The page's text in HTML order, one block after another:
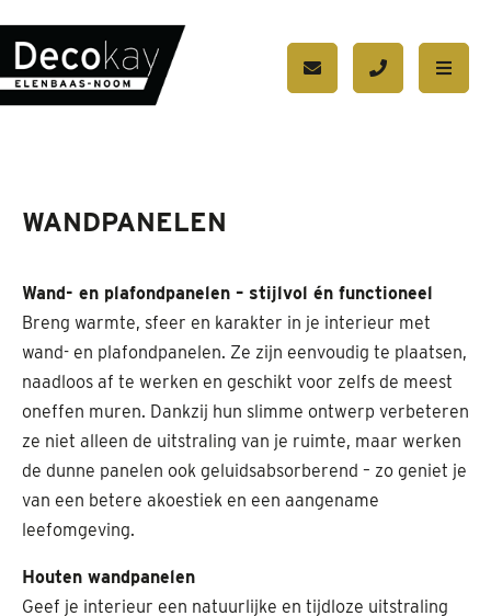
WANDPANELEN
Wand- en plafondpanelen – stijlvol én functioneel
Breng warmte, sfeer en karakter in je interieur met
wand- en plafondpanelen. Ze zijn eenvoudig te plaatsen,
naadloos af te werken en geschikt voor zelfs de meest
oneffen muren. Dankzij hun slimme ontwerp verbeteren
ze niet alleen de uitstraling van je ruimte, maar werken
de dunne panelen ook geluidsabsorberend – zo geniet je
van een betere akoestiek en een aangename
leefomgeving.
Houten wandpanelen
Geef je interieur een natuurlijke en tijdloze uitstraling